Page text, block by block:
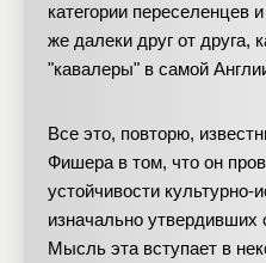
категории переселенцев
же далеки друг от друга,
"кавалеры" в самой
Все это, повторю,
Фишера в том, что он
устойчивости культурно-
изначально
Мысль эта вступает в